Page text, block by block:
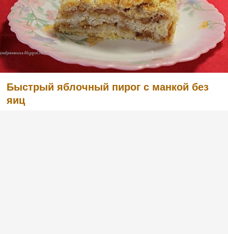
Быстрый яблочный пирог с манкой без
яиц